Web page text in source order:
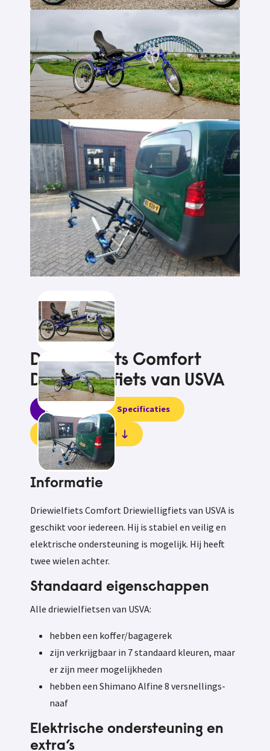
Driewielfiets Comfort
Driewielligfiets van USVA
Informatie Specificaties
Beoordelingen (0)
Informatie
Driewielfiets Comfort Driewielligfiets van USVA is
geschikt voor iedereen. Hij is stabiel en veilig en
elektrische ondersteuning is mogelijk. Hij heeft
twee wielen achter.
Standaard eigenschappen
Alle driewielfietsen van USVA:
hebben een koffer/bagagerek
zijn verkrijgbaar in 7 standaard kleuren, maar
er zijn meer mogelijkheden
hebben een Shimano Alfine 8 versnellings-
naaf
Elektrische ondersteuning en
extra’s